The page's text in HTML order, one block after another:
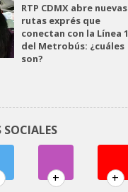
RTP CDMX abre nuevas
rutas exprés que
conectan con la Línea 1
del Metrobús: ¿cuáles
son?
SOCIALES
+ +